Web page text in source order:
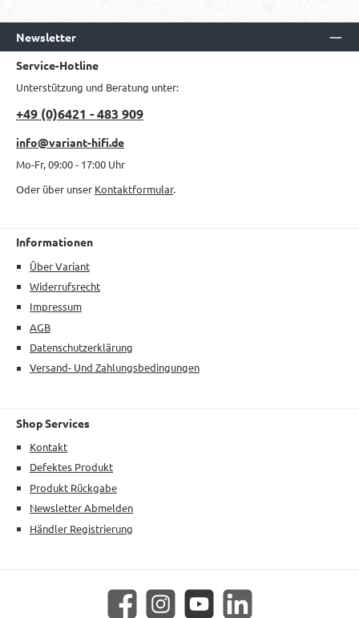
Newsletter
Service-Hotline
Unterstützung und Beratung unter:
+49 (0)6421 - 483 909
info@variant-hifi.de
Mo-Fr, 09:00 - 17:00 Uhr
Oder über unser Kontaktformular.
Informationen
Über Variant
Widerrufsrecht
Impressum
AGB
Datenschutzerklärung
Versand- Und Zahlungsbedingungen
Shop Services
Kontakt
Defektes Produkt
Produkt Rückgabe
Newsletter Abmelden
Händler Registrierung
Facebook Instagram YouTube LinkedIn